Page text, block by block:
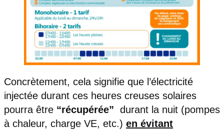
Concrètement, cela signifie que l’électricité
injectée durant ces heures creuses solaires
pourra être “récupérée” durant la nuit (pompes
à chaleur, charge VE, etc.) en évitant